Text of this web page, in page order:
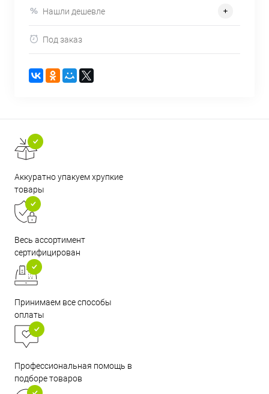
Нашли дешевле
Под заказ
Аккуратно упакуем хрупкие
товары
Весь ассортимент
сертифицирован
Принимаем все способы
оплаты
Профессиональная помощь в
подборе товаров